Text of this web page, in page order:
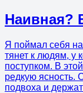
Наивная?
Я поймал себя
тянет к людям, у
поступком. В
редкую ясность.
подвоха и